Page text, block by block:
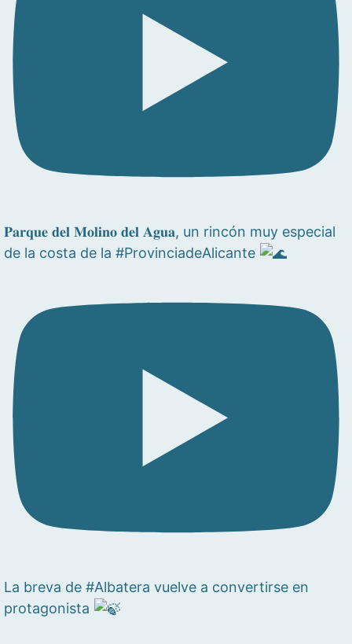
𝐏𝐚𝐫𝐪𝐮𝐞 𝐝𝐞𝐥 𝐌𝐨𝐥𝐢𝐧𝐨 𝐝𝐞𝐥 𝐀𝐠𝐮𝐚, un rincón muy especial
de la costa de la #ProvinciadeAlicante
La breva de #Albatera vuelve a convertirse en
protagonista